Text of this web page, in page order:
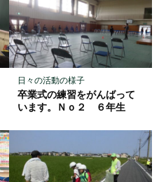
日々の活動の様子
卒業式の練習をがんばって
います。Ｎｏ２ ６年生